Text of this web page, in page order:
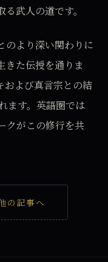
武人の道です。
のより深い関わりに
きた伝授を通りま
および真言宗との結
ます。英語圏では
クがこの修行を共
の記事へ